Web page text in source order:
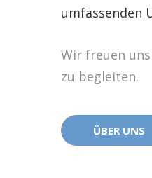
umfassenden
Wir freuen
zu begleiten.
ÜBER UNS